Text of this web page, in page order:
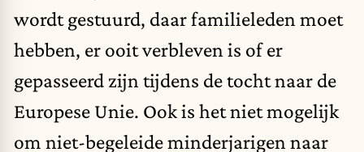
wordt gestuurd, daar familieleden moet
hebben, er ooit verbleven is of er
gepasseerd zijn tijdens de tocht naar de
Europese Unie. Ook is het niet mogelijk
om niet-begeleide minderjarigen naar